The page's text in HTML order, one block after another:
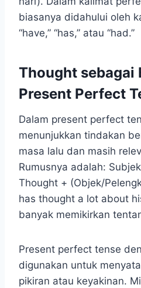
biasanya didahului oleh
“have,” “has,” atau “had.”
Thought sebagai
Present Perfect
Dalam present perfect
menunjukkan tindakan
masa lalu dan masih
Rumusnya adalah:
Thought + (Objek/
has thought a lot about
banyak memikirkan
Present perfect tense
digunakan untuk
pikiran atau keyakinan.